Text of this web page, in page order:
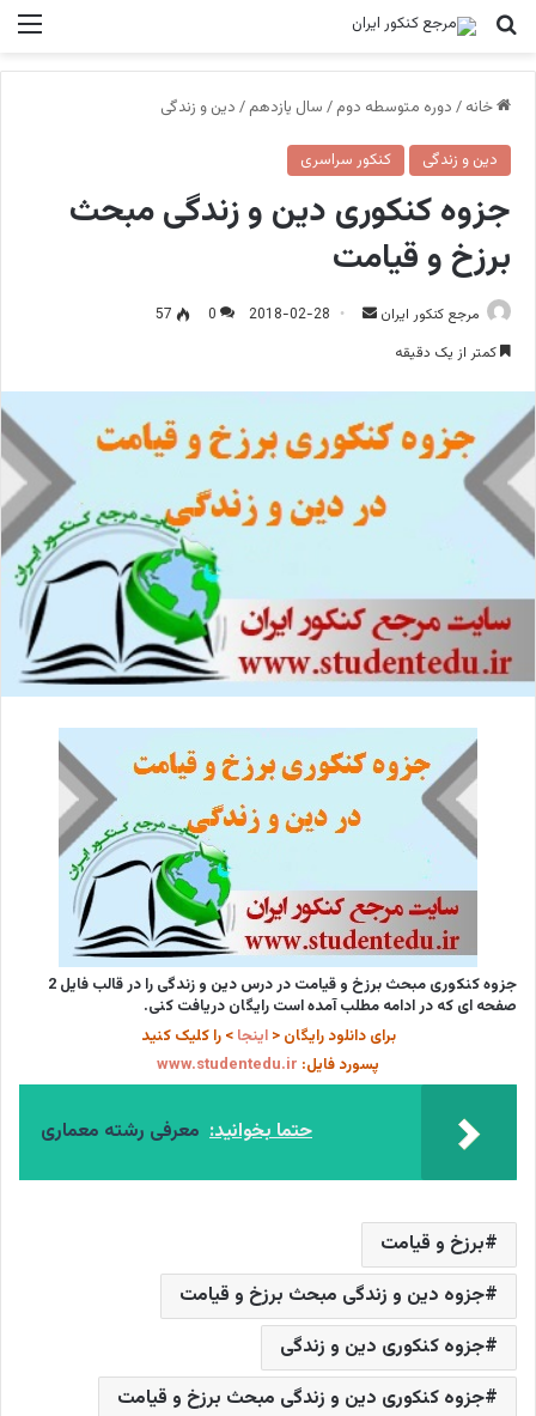
جستجو برای
خانه / دوره متوسطه دوم / سال یازدهم / دین و زندگی
دین و زندگی کنکور سراسری
جزوه کنکوری دین و زندگی مبحث
برزخ و قیامت
مرجع کنکور ایران
ارسال 2018-02-28
0
57
کمتر از یک دقیقه
جزوه کنکوری مبحث برزخ و قیامت در درس دین و زندگی را در قالب فایل 2
صفحه ای که در ادامه مطلب آمده است رایگان دریافت کنی.
برای دانلود رایگان <اینجا > را کلیک کنید
پسورد فایل: www.studentedu.ir
حتما بخوانید: معرفی رشته معماری
برزخ و قیامت
جزوه دین و زندگی مبحث برزخ و قیامت
جزوه کنکوری دین و زندگی
جزوه کنکوری دین و زندگی مبحث برزخ و قیامت